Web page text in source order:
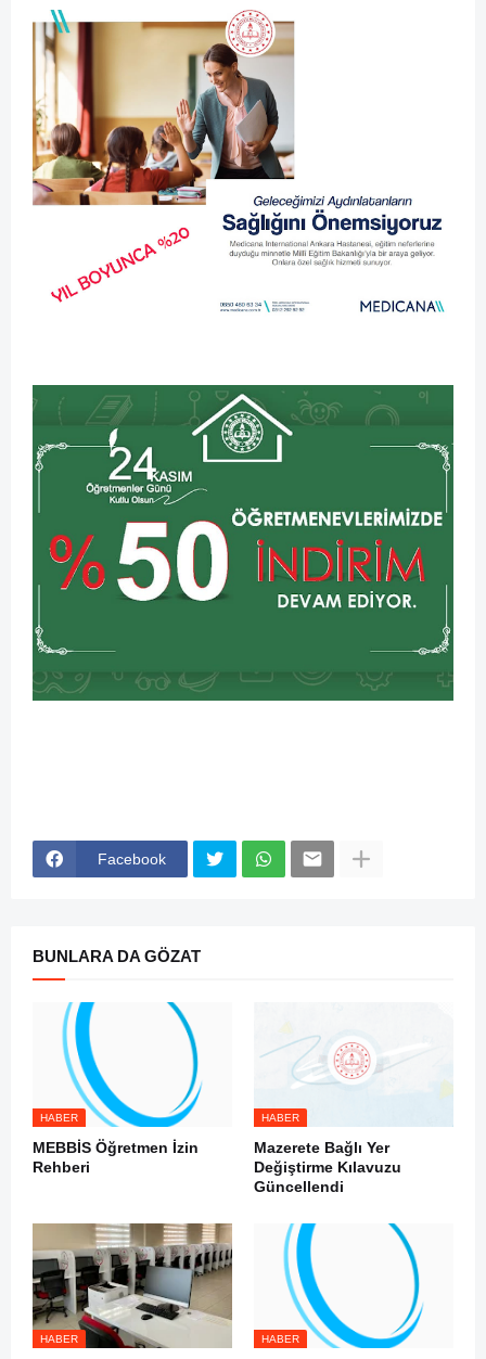
Facebook
BUNLARA DA GÖZAT
HABER
MEBBİS Öğretmen İzin
Rehberi
HABER
Mazerete Bağlı Yer
Değiştirme Kılavuzu
Güncellendi
HABER HABER